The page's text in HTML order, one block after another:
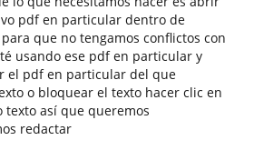
pdf en particular dentro de
que no tengamos conflictos con
usando ese pdf en particular y
el pdf en particular del que
o bloquear el texto hacer clic en
así que queremos
redactar